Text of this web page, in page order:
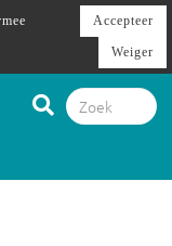
Accepteer
Weiger